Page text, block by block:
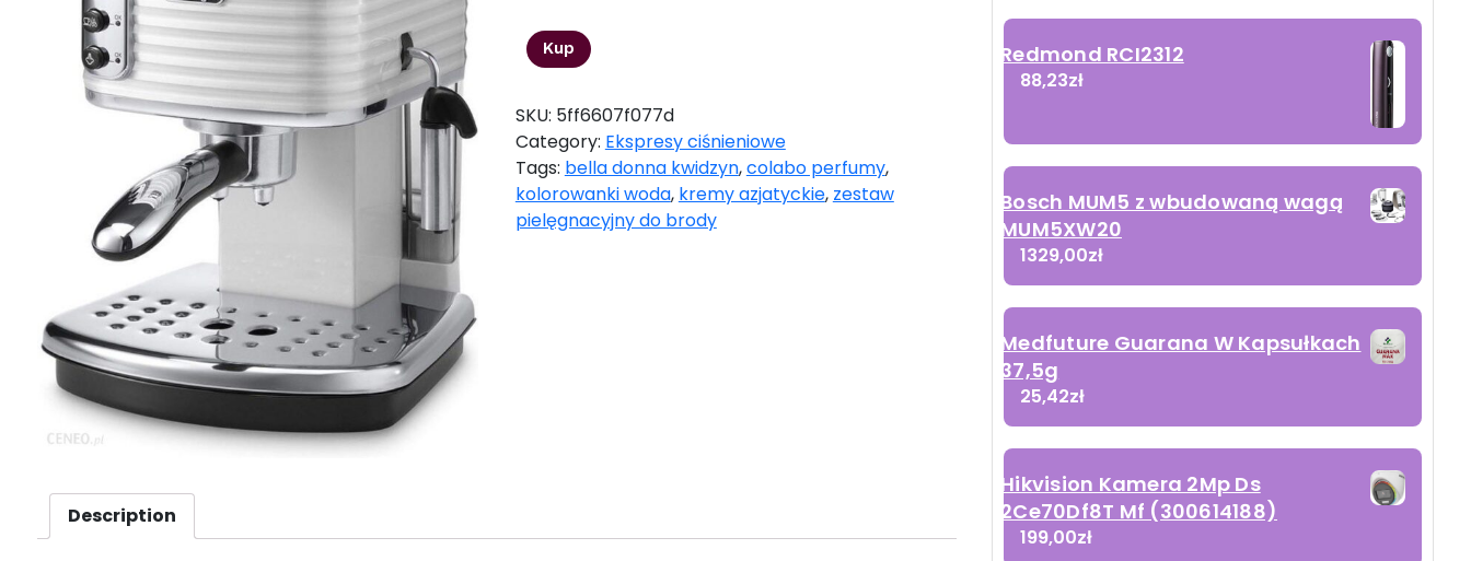
Kup
SKU: 5ff6607f077d
Category: Ekspresy ciśnieniowe
Tags: bella donna kwidzyn,colabo perfumy,
kolorowanki woda, kremy azjatyckie, zestaw
pielęgnacyjny do brody
Description
Redmond RCI2312
88,23zł
Bosch MUM5 z wbudowaną wagą
MUM5XW20
1329,00zł
Medfuture Guarana W Kapsułkach
37,5g
25,42zł
Hikvision Kamera 2Mp Ds
2Ce70Df8T Mf (300614188)
199,00zł